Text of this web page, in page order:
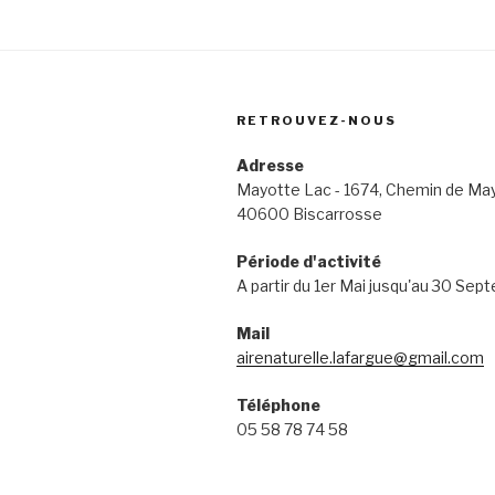
RETROUVEZ-NOUS
Adresse
Mayotte Lac - 1674, Chemin de
40600 Biscarrosse
Période d'activité
A partir du 1er Mai jusqu'au 30
Mail
airenaturelle.lafargue@gmail.com
Téléphone
05 58 78 74 58